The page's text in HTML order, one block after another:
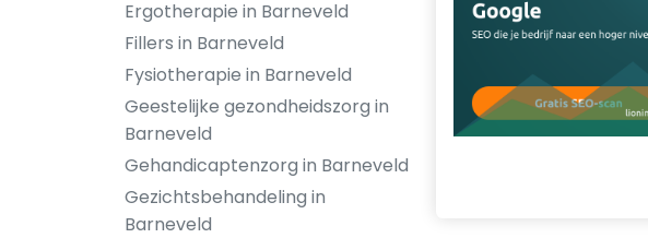
Ergotherapie in Barneveld
Fillers in Barneveld
Fysiotherapie in Barneveld
Geestelijke gezondheidszorg in
Barneveld
Gehandicaptenzorg in Barneveld
Gezichtsbehandeling in
Barneveld